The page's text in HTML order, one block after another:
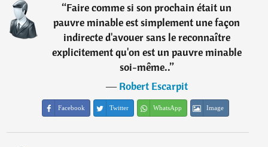
“Faire comme si son prochain était un
pauvre minable est simplement une façon
indirecte d'avouer sans le reconnaître
explicitement qu'on est un pauvre minable
soi-même..”
―Robert Escarpit
Facebook Twitter WhatsApp Image